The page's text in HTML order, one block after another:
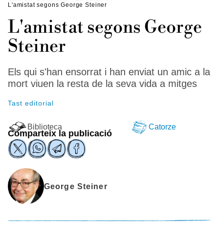
L'amistat segons George Steiner
L'amistat segons George
Steiner
Els qui s'han ensorrat i han enviat un amic a la
mort viuen la resta de la seva vida a mitges
Tast editorial
Biblioteca Catorze
Comparteix la publicació
George Steiner